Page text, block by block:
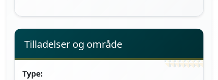
Tilladelser og område
Type: